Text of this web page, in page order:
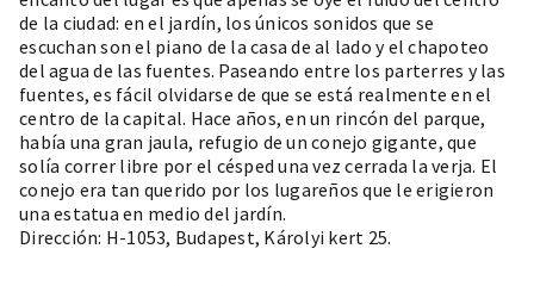
de la ciudad: en el jardín, los únicos sonidos que se
escuchan son el piano de la casa de al lado y el chapoteo
del agua de las fuentes. Paseando entre los parterres y las
fuentes, es fácil olvidarse de que se está realmente en el
centro de la capital. Hace años, en un rincón del parque,
había una gran jaula, refugio de un conejo gigante, que
solía correr libre por el césped una vez cerrada la verja. El
conejo era tan querido por los lugareños que le erigieron
una estatua en medio del jardín.
Dirección: H-1053, Budapest, Károlyi kert 25.